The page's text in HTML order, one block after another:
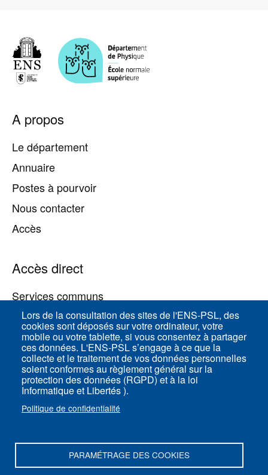
Lors de la consultation des sites de l'ENS-PSL, des
cookies sont déposés sur votre ordinateur, votre
mobile ou votre tablette, si vous consentez à partager
ces données. L'ENS-PSL s’engage à ce que la
collecte et le traitement de vos données personnelles
soient conformes au règlement général sur la
protection des données (RGPD) et à la loi
Informatique et Libertés ).
Politique de confidentialité
PARAMÉTRAGE DES COOKIES
Pied
de
A propos
Le département
Annuaire
Postes à pourvoir
Nous contacter
Accès
Accès direct
Services communs
ENS-PSL Physique
Plan du site
Mentions légales
Politique de confidentialité
ENS-PSL Département de physique - 24, rue